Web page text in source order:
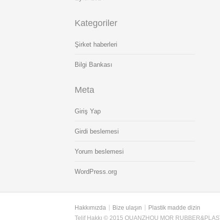
Kategoriler
Şirket haberleri
Bilgi Bankası
Meta
Giriş Yap
Girdi beslemesi
Yorum beslemesi
WordPress.org
Hakkımızda Bize ulaşın
Plastik madde dizin
Telif Hakkı © 2015 QUANZHOU MOR